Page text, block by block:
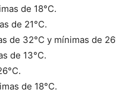
de 18°C.
de 21°C.
de 32°C y mínimas de
de 13°C.
de 18°C.